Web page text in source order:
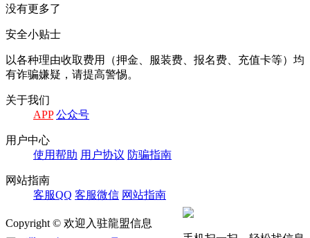
没有更多了
安全小贴士
以各种理由收取费⽤（押⾦、服装费、报名费、充值卡等）均
有诈骗嫌疑，请提⾼警惕。
关于我们
APP 公众号
⽤户中⼼
使⽤帮助 ⽤户协议 防骗指南
⽹站指南
客服QQ 客服微信 ⽹站指南
Copyright © 欢迎入驻龍盟信息